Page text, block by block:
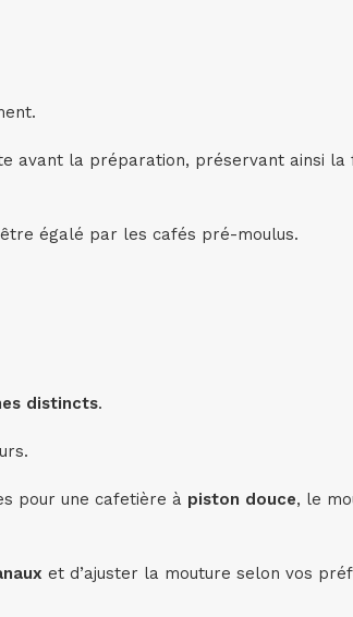
avant la préparation, préservant ainsi la
égalé par les cafés pré-moulus.
distincts.
pour une cafetière à piston douce, le
et d’ajuster la mouture selon vos